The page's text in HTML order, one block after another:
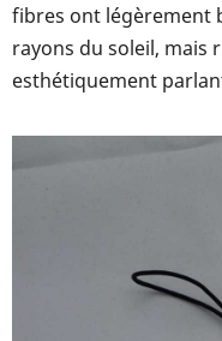
fibres ont légèrement
rayons du soleil, mais
esthétiquement